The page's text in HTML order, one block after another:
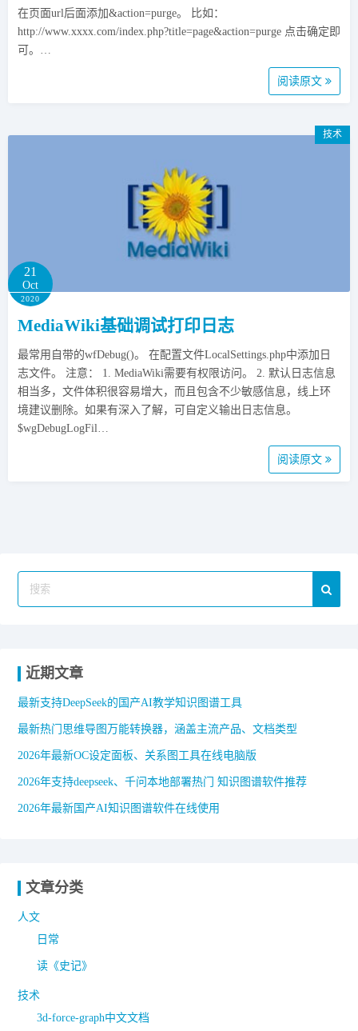
在页面url后面添加&action=purge。 比如：
http://www.xxxx.com/index.php?title=page&action=purge 点击确定即
可。…
阅读原文
技术
21
Oct
2020
MediaWiki基础调试打印日志
最常用自带的wfDebug()。 在配置文件LocalSettings.php中添加日
志文件。 注意： 1. MediaWiki需要有权限访问。 2. 默认日志信息
相当多，文件体积很容易增大，而且包含不少敏感信息，线上环
境建议删除。如果有深入了解，可自定义输出日志信息。
$wgDebugLogFil…
阅读原文
近期文章
最新支持DeepSeek的国产AI教学知识图谱工具
最新热门思维导图万能转换器，涵盖主流产品、文档类型
2026年最新OC设定面板、关系图工具在线电脑版
2026年支持deepseek、千问本地部署热门 知识图谱软件推荐
2026年最新国产AI知识图谱软件在线使用
文章分类
人文
日常
读《史记》
技术
3d-force-graph中文文档